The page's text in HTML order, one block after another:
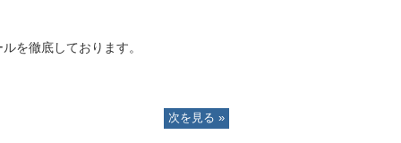
を徹底しております。
次を見る »